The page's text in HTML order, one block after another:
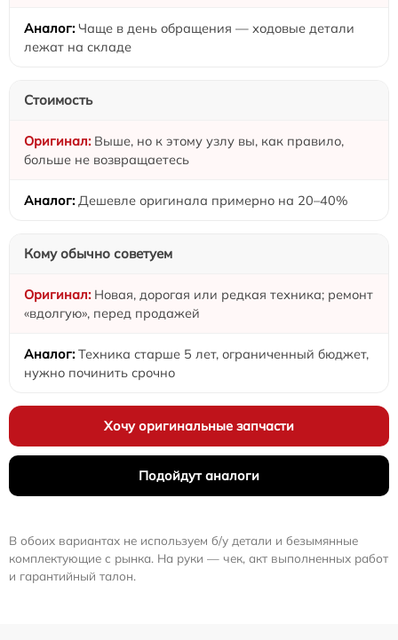
Чаще в день обращения — ходовые детали
лежат на складе
Стоимость
Выше, но к этому узлу вы, как правило,
больше не возвращаетесь
Дешевле оригинала примерно на 20–40%
Кому обычно советуем
Новая, дорогая или редкая техника; ремонт
«вдолгую», перед продажей
Техника старше 5 лет, ограниченный бюджет,
нужно починить срочно
Хочу оригинальные запчасти
Подойдут аналоги
В обоих вариантах не используем б/у детали и безымянные
комплектующие с рынка. На руки — чек, акт выполненных работ
и гарантийный талон.